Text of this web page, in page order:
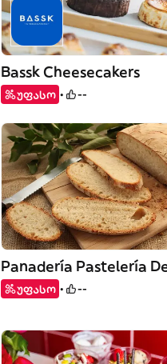
Bassk Cheesecakers
უფასო --
Panadería Pastelería
უფასო --